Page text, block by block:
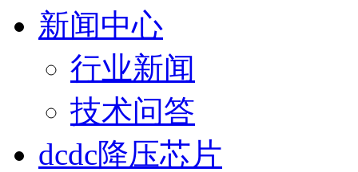
新闻中心
行业新闻
技术问答
dcdc降压芯片